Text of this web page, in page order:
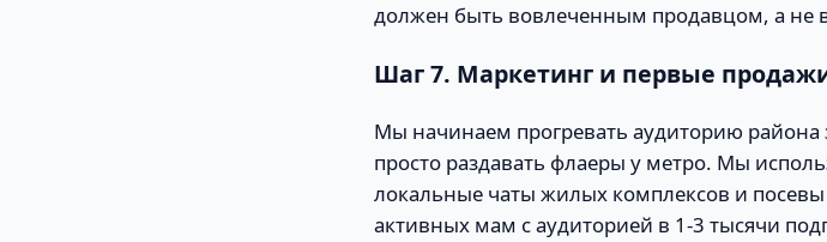
должен быть вовлеченным продавцом, а не
Шаг 7. Маркетинг и первые
Мы начинаем прогревать аудиторию района
просто раздавать флаеры у метро. Мы
локальные чаты жилых комплексов и
активных мам с аудиторией в 1-3 тысячи